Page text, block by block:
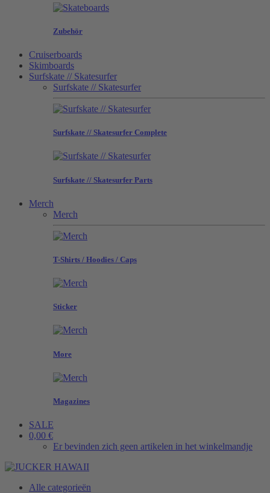
Zubehör
Cruiserboards
Skimboards
Surfskate // Skatesurfer
Surfskate // Skatesurfer
Surfskate // Skatesurfer Complete
Surfskate // Skatesurfer Parts
Merch
Merch
T-Shirts / Hoodies / Caps
Sticker
More
Magazines
SALE
0,00 €
Er bevinden zich geen artikelen in het winkelmandje
Alle categorieën